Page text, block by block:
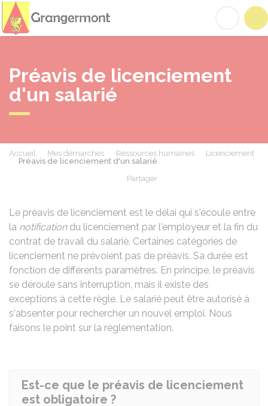
Préavis de licenciement
d'un salarié
Accueil Mes démarches Ressources humaines
Licenciement
Préavis de licenciement d'un salarié
Partager
Le préavis de licenciement est le délai qui s'écoule entre
la notificationdu licenciement par l'employeur et la fin du
contrat de travail du salarié. Certaines catégories de
licenciement ne prévoient pas de préavis. Sa durée est
fonction de différents paramètres. En principe, le préavis
se déroule sans interruption, mais il existe des
exceptions à cette règle. Le salarié peut être autorisé à
s'absenter pour rechercher un nouvel emploi. Nous
faisons le point sur la réglementation.
Est-ce que le préavis de licenciement
est obligatoire ?